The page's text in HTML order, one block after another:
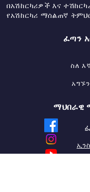
በአሽከርካሪዎች እና
የአሽከርካሪ ማሰልጠኛ
ፈጣን
ስለ
አግኙን
ማህበራዊ